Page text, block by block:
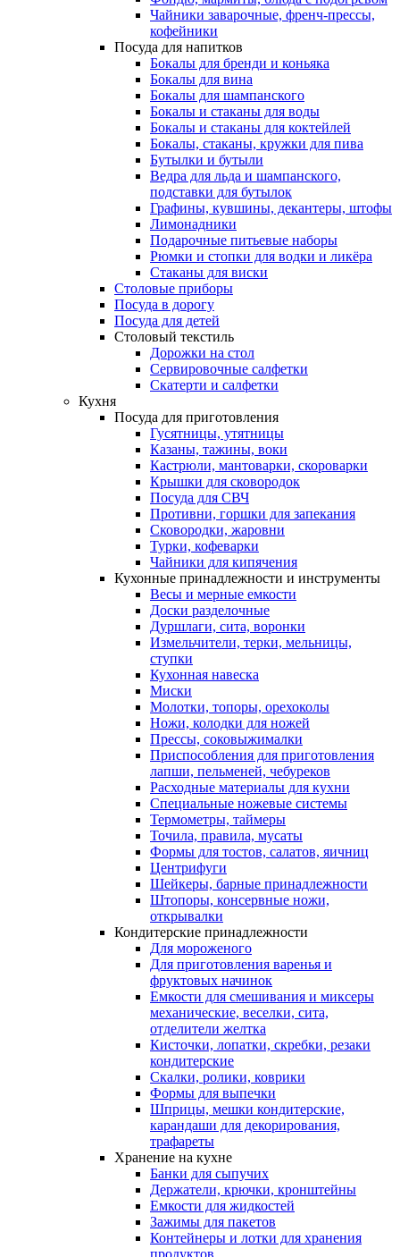
Чайники заварочные, френч-прессы,
кофейники
Посуда для напитков
Бокалы для бренди и коньяка
Бокалы для вина
Бокалы для шампанского
Бокалы и стаканы для воды
Бокалы и стаканы для коктейлей
Бокалы, стаканы, кружки для пива
Бутылки и бутыли
Ведра для льда и шампанского,
подставки для бутылок
Графины, кувшины, декантеры, штофы
Лимонадники
Подарочные питьевые наборы
Рюмки и стопки для водки и ликёра
Стаканы для виски
Столовые приборы
Посуда в дорогу
Посуда для детей
Столовый текстиль
Дорожки на стол
Сервировочные салфетки
Скатерти и салфетки
Кухня
Посуда для приготовления
Гусятницы, утятницы
Казаны, тажины, воки
Кастрюли, мантоварки, скороварки
Крышки для сковородок
Посуда для СВЧ
Противни, горшки для запекания
Сковородки, жаровни
Турки, кофеварки
Чайники для кипячения
Кухонные принадлежности и инструменты
Весы и мерные емкости
Доски разделочные
Дуршлаги, сита, воронки
Измельчители, терки, мельницы,
ступки
Кухонная навеска
Миски
Молотки, топоры, орехоколы
Ножи, колодки для ножей
Прессы, соковыжималки
Приспособления для приготовления
лапши, пельменей, чебуреков
Расходные материалы для кухни
Специальные ножевые системы
Термометры, таймеры
Точила, правила, мусаты
Формы для тостов, салатов, яичниц
Центрифуги
Шейкеры, барные принадлежности
Штопоры, консервные ножи,
открывалки
Кондитерские принадлежности
Для мороженого
Для приготовления варенья и
фруктовых начинок
Емкости для смешивания и миксеры
механические, веселки, сита,
отделители желтка
Кисточки, лопатки, скребки, резаки
кондитерские
Скалки, ролики, коврики
Формы для выпечки
Шприцы, мешки кондитерские,
карандаши для декорирования,
трафареты
Хранение на кухне
Банки для сыпучих
Держатели, крючки, кронштейны
Емкости для жидкостей
Зажимы для пакетов
Контейнеры и лотки для хранения
продуктов